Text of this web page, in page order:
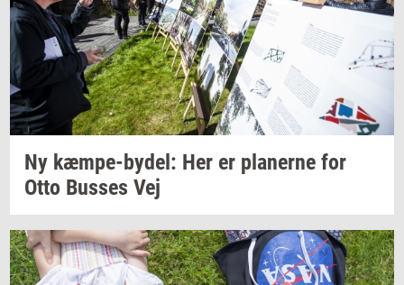
Ny kæmpe-​bydel: Her er pla­ner­ne for
Otto Bus­ses Vej